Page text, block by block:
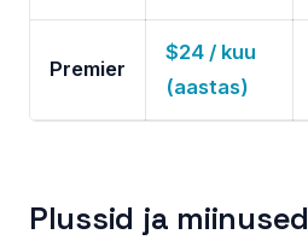
Premier
$24 / kuu
(aastas)
Plussid ja miinused